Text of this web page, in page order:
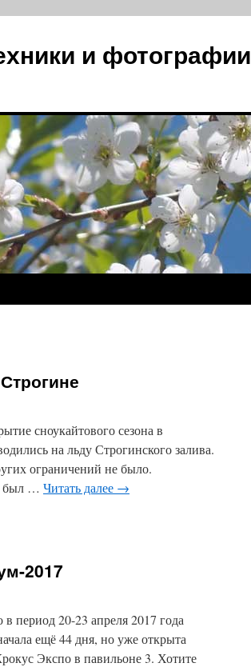
и фотографии
сноукайтового сезона в
на льду Строгинского залива.
ограничений не было.
был … Читать далее →
2017
период 20-23 апреля 2017 года
ещё 44 дня, но уже открыта
Экспо в павильоне 3. Хотите